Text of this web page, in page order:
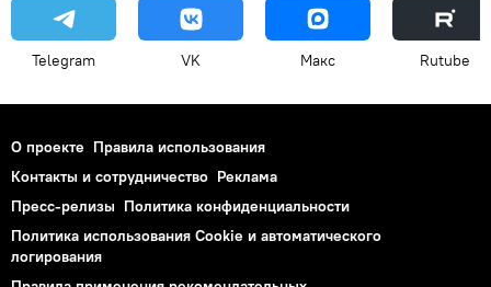
Telegram VK Макс Rutube
О проекте Правила использования
Контакты и сотрудничество Реклама
Пресс-релизы Политика конфиденциальности
Политика использования Cookie и автоматического
логирования